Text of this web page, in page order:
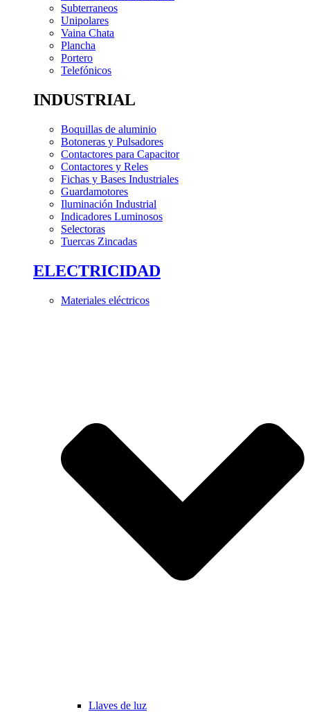
Subterraneos
Unipolares
Vaina Chata
Plancha
Portero
Telefónicos
INDUSTRIAL
Boquillas de aluminio
Botoneras y Pulsadores
Contactores para Capacitor
Contactores y Reles
Fichas y Bases Industriales
Guardamotores
Iluminación Industrial
Indicadores Luminosos
Selectoras
Tuercas Zincadas
ELECTRICIDAD
Materiales eléctricos
Llaves de luz